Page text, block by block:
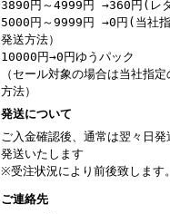
3890円～4999円 →360円(レタ
5000円～9999円 →0円(当社
発送方法）
10000円→0円ゆうパック
（セール対象の場合は当社指
方法）
発送について
ご入金確認後、通常は翌々日
発送いたします
※受注状況により前後致します
ご連絡先